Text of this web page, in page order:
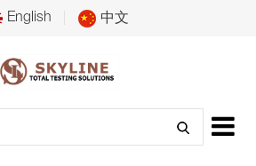
English 中文